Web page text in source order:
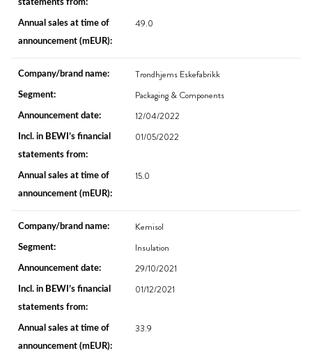
49.0
Trondhjems Eskefabrikk
Packaging & Components
12/04/2022
01/05/2022
15.0
Kemisol
Insulation
29/10/2021
01/12/2021
33.9